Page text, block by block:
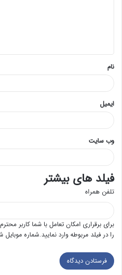
*
نام
ایمیل
وب‌ سایت
فیلد های بیشتر
تلفن همراه
برای برقراری امکان تعامل با شما کاربر
را در فیلد مربوطه وارد نمایید.شماره